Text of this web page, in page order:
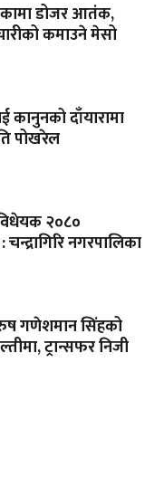
डोजर आतंक,
कमाउने मेसो
कानुनको दाँयारामा
पोखरेल
२०८०
नगरपालिका
गणेशमान सिंहको
ट्रान्सफर निजी